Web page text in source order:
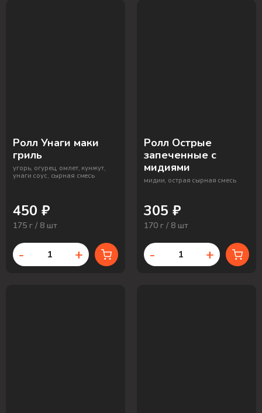
Ролл Унаги маки
гриль
угорь, огурец, омлет, кунжут,
унаги соус, сырная смесь
450 ₽
175 г / 8 шт
- +
Ролл Острые
запеченные с
мидиями
мидии, острая сырная смесь
305 ₽
170 г / 8 шт
- +